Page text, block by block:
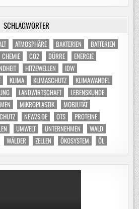
SCHLAGWÖRTER
ATMOSPHÄRE BAKTERIEN
BATTERIEN
CHEMIE CO2 DÜRRE
ENERGIE
HITZEWELLEN
IDW
KLIMA KLIMASCHUTZ
KLIMAWANDEL
LANDWIRTSCHAFT
LEBENSKUNDE
MIKROPLASTIK
MOBILITÄT
NEWZS.DE OTS
PROTEINE
UMWELT UNTERNEHMEN
WALD
WÄLDER ZELLEN ÖKOSYSTEM ÖL